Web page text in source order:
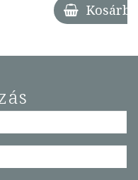
Kosárba